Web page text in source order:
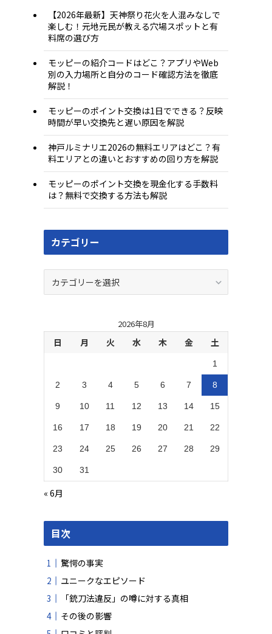
【2026年最新】天神祭り花火を人混みなしで
楽しむ！元地元民が教える穴場スポットと有
料席の選び方
モッピーの紹介コードはどこ？アプリやWeb
別の入力場所と自分のコード確認方法を徹底
解説！
モッピーのポイント交換は1日でできる？反映
時間が早い交換先と遅い原因を解説
神戸ルミナリエ2026の無料エリアはどこ？有
料エリアとの違いとおすすめの回り方を解説
モッピーのポイント交換を現金化する手数料
は？無料で交換する方法も解説
カテゴリー
ー
2026年8月
日 月 火 水 木 金 土
1
2 3 4 5 6 7 8
9 10 11 12 13 14 15
16 17 18 19 20 21 22
23 24 25 26 27 28 29
30 31
« 6月
目次
驚愕の事実
ユニークなエピソード
「銃刀法違反」の噂に対する真相
その後の影響